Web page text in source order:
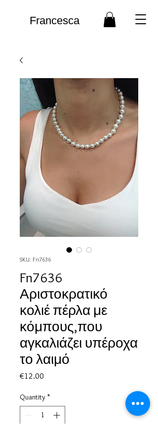
Francesca
SKU: Fn7636
Fn7636
Αριστοκρατικό
κολιέ πέρλα με
κόμπους,που
αγκαλιάζει υπέροχα
το λαιμό
€12.00
Quantity *